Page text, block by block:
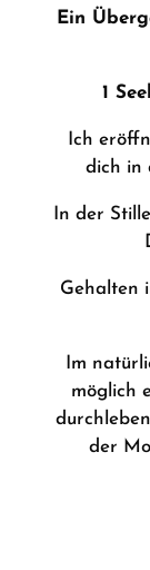
Ein
1
Ich
dich in
In der
Gehalten
Im
möglich
der